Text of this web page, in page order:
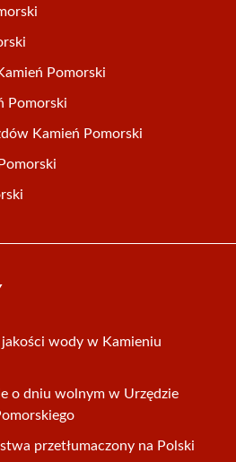
Pomorski
Pomorski
Kamień Pomorski
wody w Kamieniu
o dniu wolnym w Urzędzie
przetłumaczony na Polski